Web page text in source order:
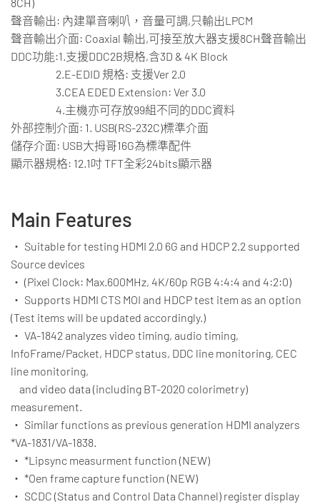
聲音輸出: 內建單音喇叭，音量可調,只輸出LPCM
聲音輸出介面: Coaxial 輸出,可接至放大器支援8CH聲音輸出
DDC功能:1.支援DDC2B規格,含3D & 4K Block
2.E-EDID 規格: 支援Ver 2.0
3.CEA EDED Extension: Ver 3.0
4.主機亦可存放99組不同的DDC資料
外部控制介面: 1. USB(RS-232C)標準介面
儲存介面: USB大拇哥16G為標準配件
顯示器規格: 12.1吋 TFT全彩24bits顯示器
Main Features
・ Suitable for testing HDMI 2.0 6G and HDCP 2.2 supported
Source devices
・ (Pixel Clock: Max.600MHz, 4K/60p RGB 4:4:4 and 4:2:0)
・ Supports HDMI CTS MOI and HDCP test item as an option
(Test items will be updated accordingly.)
・ VA-1842 analyzes video timing, audio timing,
InfoFrame/Packet, HDCP status, DDC line monitoring, CEC
line monitoring,
and video data (including BT-2020 colorimetry)
measurement.
・ Similar functions as previous generation HDMI analyzers
*VA-1831/VA-1838.
・ *Lipsync measurment function (NEW)
・ *Oen frame capture function (NEW)
・ SCDC (Status and Control Data Channel) register display